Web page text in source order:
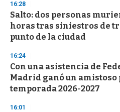
16:28
Salto: dos personas
horas tras siniestros de
punto de la ciudad
16:24
Con una asistencia de
Madrid ganó un
temporada 2026-2027
16:01